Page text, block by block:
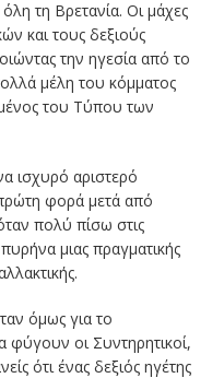
τη Βρετανία. Οι μάχες
και τους δεξιούς
την ηγεσία από το
μέλη του κόμματος
του Τύπου των
ισχυρό αριστερό
φορά μετά από
πολύ πίσω στις
μιας πραγματικής
όμως για το
οι Συντηρητικοί,
ότι ένας δεξιός ηγέτης